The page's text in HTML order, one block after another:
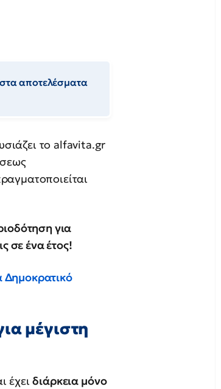
αποτελέσματα
το alfavita.gr
για
σε ένα έτος!
Δημοκρατικό
μέγιστη
έχειδιάρκεια μόνο